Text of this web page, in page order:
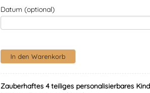
Datum (optional)
Zauberhaftes 4 teiliges personalisierbares